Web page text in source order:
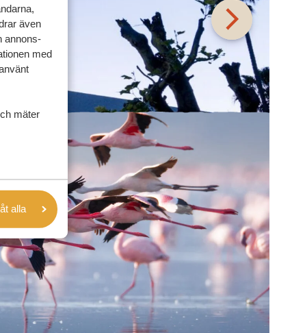
även
annons-
med
mäter
alla